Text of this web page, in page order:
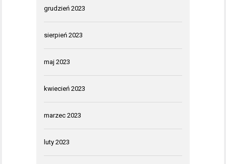
grudzień 2023
sierpień 2023
maj 2023
kwiecień 2023
marzec 2023
luty 2023